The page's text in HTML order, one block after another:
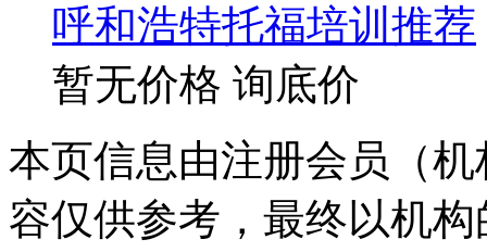
呼和浩特托福培训推荐
暂无价格 询底价
本页信息由注册会员（
容仅供参考，最终以机